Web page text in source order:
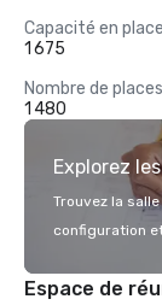
Capacité en
1 675
Nombre de places
1 480
Explorez
Trouvez la
configuration
Espace de